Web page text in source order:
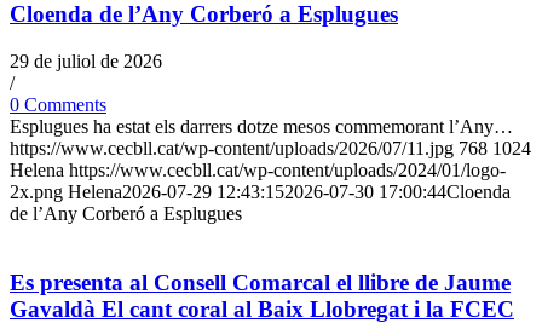
Cloenda de l’Any Corberó a Esplugues
29 de juliol de 2026
/
0 Comments
Esplugues ha estat els darrers dotze mesos commemorant l’Any…
https://www.cecbll.cat/wp-content/uploads/2026/07/11.jpg 768 1024
Helena https://www.cecbll.cat/wp-content/uploads/2024/01/logo-
2x.png Helena2026-07-29 12:43:152026-07-30 17:00:44Cloenda
de l’Any Corberó a Esplugues
Es presenta al Consell Comarcal el llibre de Jaume
Gavaldà El cant coral al Baix Llobregat i la FCEC